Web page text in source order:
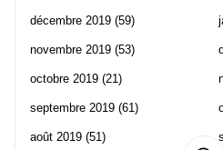
décembre 2019 (59)
novembre 2019 (53)
octobre 2019 (21)
septembre 2019 (61)
août 2019 (51)